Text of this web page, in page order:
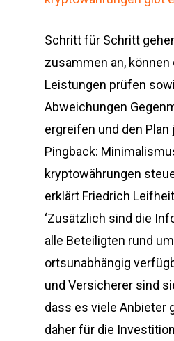
Schritt für Schritt
zusammen an,
Leistungen prüfen
Abweichungen
ergreifen und den Plan
Pingback:
kryptowährungen
erklärt Friedrich
‘Zusätzlich sind die
alle Beteiligten rund
ortsunabhängig
und Versicherer sind
dass es viele Anbieter
daher für die